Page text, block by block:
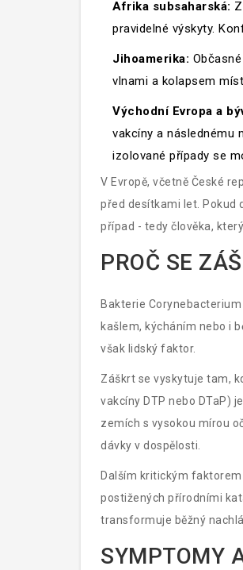
Afrika subsaharská:
pravidelné výskyty.
Jihoamerika:
vlnami a kolapsem
Východní Evropa a
vakcíny a následnému
izolované případy se
V Evropě, včetně České
před desítkami let. Pokud
případ - tedy člověka,
PROČ SE
Bakterie
kašlem, kýcháním nebo i
však lidský faktor.
Záškrt se vyskytuje tam,
vakcíny DTP nebo DTaP)
zemích s vysokou mírou
dávky v dospělosti.
Dalším kritickým
postižených přírodními
transformuje běžný
SYMPTOMY